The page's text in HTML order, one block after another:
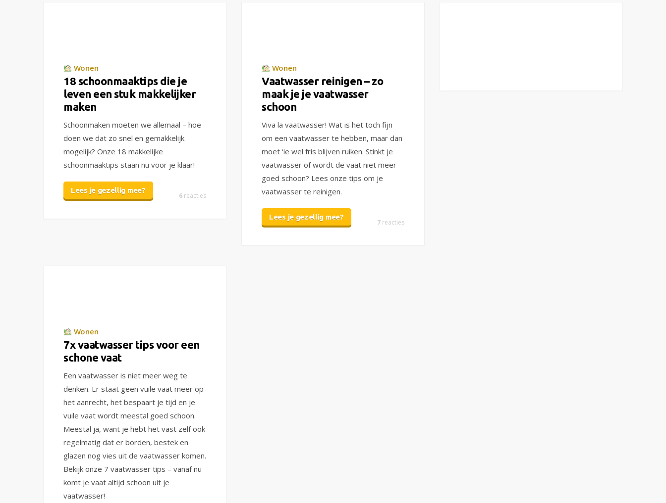
Wonen
18 schoonmaaktips die je
leven een stuk makkelijker
maken
Schoonmaken moeten we allemaal – hoe
doen we dat zo snel en gemakkelijk
mogelijk? Onze 18 makkelijke
schoonmaaktips staan nu voor je klaar!
Lees je gezellig mee?
6 reacties
Wonen
Vaatwasser reinigen – zo
maak je je vaatwasser
schoon
Viva la vaatwasser! Wat is het toch fijn
om een vaatwasser te hebben, maar dan
moet ‘ie wel fris blijven ruiken. Stinkt je
vaatwasser of wordt de vaat niet meer
goed schoon? Lees onze tips om je
vaatwasser te reinigen.
Lees je gezellig mee?
7 reacties
Wonen
7x vaatwasser tips voor een
schone vaat
Een vaatwasser is niet meer weg te
denken. Er staat geen vuile vaat meer op
het aanrecht, het bespaart je tijd en je
vuile vaat wordt meestal goed schoon.
Meestal ja, want je hebt het vast zelf ook
regelmatig dat er borden, bestek en
glazen nog vies uit de vaatwasser komen.
Bekijk onze 7 vaatwasser tips – vanaf nu
komt je vaat altijd schoon uit je
vaatwasser!